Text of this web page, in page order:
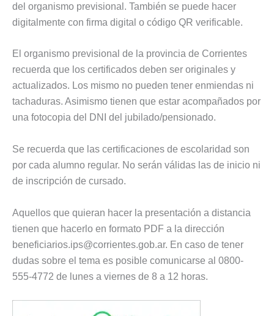
del organismo previsional. También se puede hacer
digitalmente con firma digital o código QR verificable.
El organismo previsional de la provincia de Corrientes
recuerda que los certificados deben ser originales y
actualizados. Los mismo no pueden tener enmiendas ni
tachaduras. Asimismo tienen que estar acompañados por
una fotocopia del DNI del jubilado/pensionado.
Se recuerda que las certificaciones de escolaridad son
por cada alumno regular. No serán válidas las de inicio ni
de inscripción de cursado.
Aquellos que quieran hacer la presentación a distancia
tienen que hacerlo en formato PDF a la dirección
beneficiarios.ips@corrientes.gob.ar. En caso de tener
dudas sobre el tema es posible comunicarse al 0800-
555-4772 de lunes a viernes de 8 a 12 horas.